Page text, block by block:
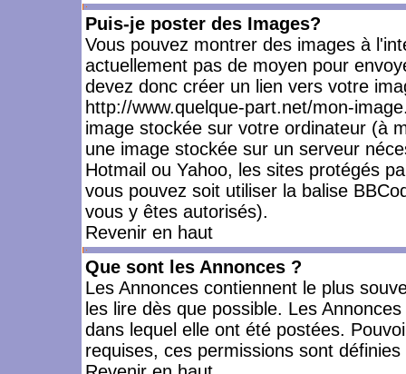
Puis-je poster des Images?
Vous pouvez montrer des images à
actuellement pas de moyen pour
devez donc créer un lien vers votre
http://www.quelque-part.net/mon-
image stockée sur votre ordinateur (à
une image stockée sur un serveur
Hotmail ou Yahoo, les sites protégés
vous pouvez soit utiliser la balise
vous y êtes autorisés).
Revenir en haut
Que sont les Annonces ?
Les Annonces contiennent le plus
les lire dès que possible. Les
dans lequel elle ont été postées.
requises, ces permissions sont